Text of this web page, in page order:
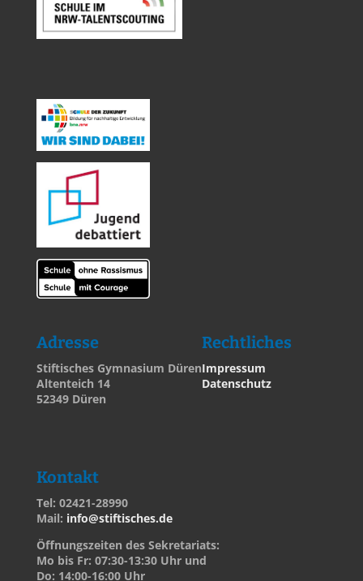
Adresse
Stiftisches Gymnasium Düren
Altenteich 14
52349 Düren
Rechtliches
Impressum
Datenschutz
Kontakt
Tel: 02421-28990
Mail: info@stiftisches.de
Öffnungszeiten des Sekretariats:
Mo bis Fr: 07:30-13:30 Uhr und
Do: 14:00-16:00 Uhr